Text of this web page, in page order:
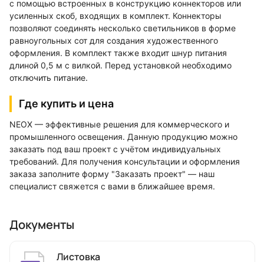
с помощью встроенных в конструкцию коннекторов или
усиленных скоб, входящих в комплект. Коннекторы
позволяют соединять несколько светильников в форме
равноугольных сот для создания художественного
оформления. В комплект также входит шнур питания
длиной 0,5 м с вилкой. Перед установкой необходимо
отключить питание.
Где купить и цена
NEOX — эффективные решения для коммерческого и
промышленного освещения. Данную продукцию можно
заказать под ваш проект с учётом индивидуальных
требований. Для получения консультации и оформления
заказа заполните форму "Заказать проект" — наш
специалист свяжется с вами в ближайшее время.
Документы
Листовка